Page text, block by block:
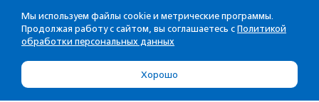
Мы используем файлы cookie и метрические программы.
Продолжая работу с сайтом, вы соглашаетесь с Политикой
обработки персональных данных
Хорошо